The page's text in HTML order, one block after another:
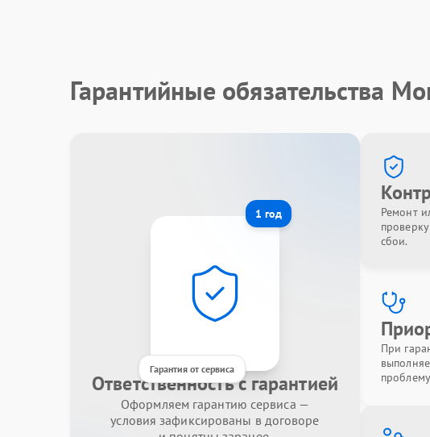
Гарантийные обязательства
1 год
Гарантия от сервиса
Ответственность с гарантией
Оформляем гарантию сервиса —
условия зафиксированы в договоре
Ремонт
сбои.
При